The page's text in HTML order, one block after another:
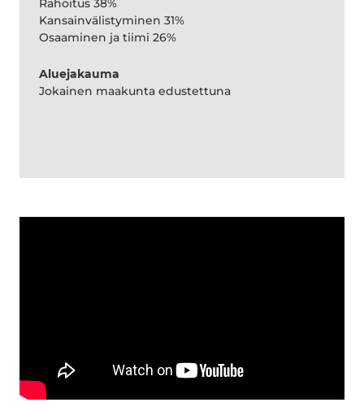
Rahoitus 38%
Kansainvälistyminen 31%
Osaaminen ja tiimi 26%
Aluejakauma
Jokainen maakunta edustettuna